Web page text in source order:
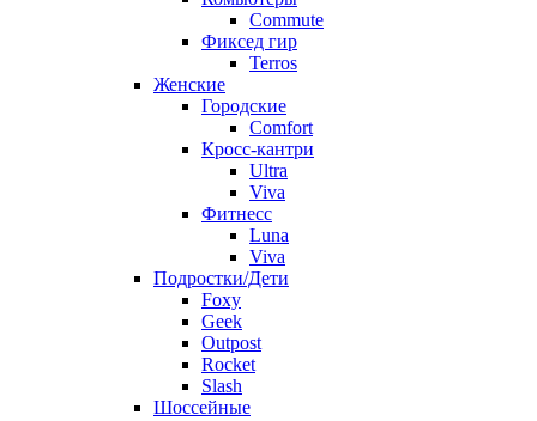
Commute
Фиксед гир
Terros
Женские
Городские
Comfort
Кросс-кантри
Ultra
Viva
Фитнесс
Luna
Viva
Подростки/Дети
Foxy
Geek
Outpost
Rocket
Slash
Шоссейные